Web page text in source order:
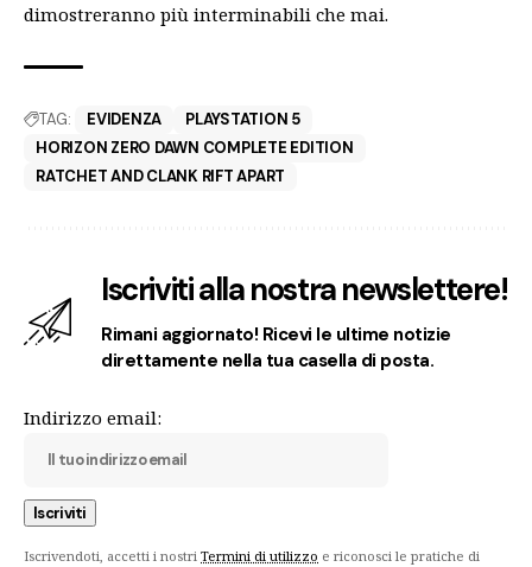
dimostreranno più interminabili che mai.
TAG: EVIDENZA
PLAYSTATION 5
HORIZON ZERO DAWN COMPLETE EDITION
RATCHET AND CLANK RIFT APART
Iscriviti alla nostra newslettere!
Rimani aggiornato! Ricevi le ultime notizie
direttamente nella tua casella di posta.
Indirizzo email:
Iscrivendoti, accetti i nostri Termini di utilizzo e riconosci le pratiche di